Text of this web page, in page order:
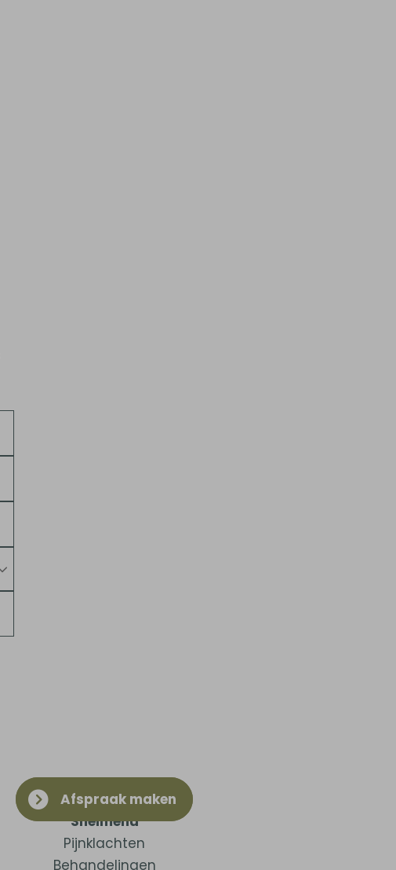
Afspraak maken
Snelmenu
Pijnklachten
Behandelingen